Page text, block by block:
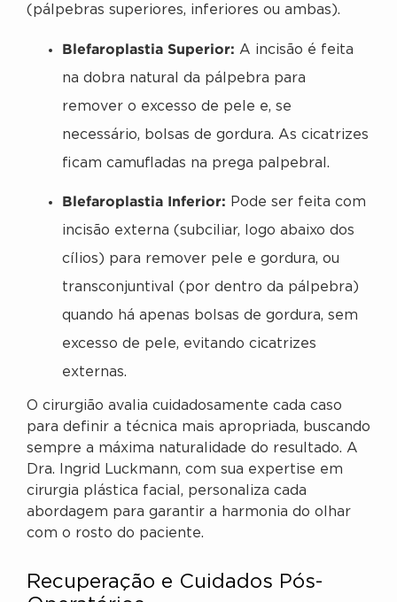
(pálpebras superiores, inferiores ou ambas).
Blefaroplastia Superior: A incisão é feita
na dobra natural da pálpebra para
remover o excesso de pele e, se
necessário, bolsas de gordura. As cicatrizes
ficam camufladas na prega palpebral.
Blefaroplastia Inferior: Pode ser feita com
incisão externa (subciliar, logo abaixo dos
cílios) para remover pele e gordura, ou
transconjuntival (por dentro da pálpebra)
quando há apenas bolsas de gordura, sem
excesso de pele, evitando cicatrizes
externas.
O cirurgião avalia cuidadosamente cada caso
para definir a técnica mais apropriada, buscando
sempre a máxima naturalidade do resultado. A
Dra. Ingrid Luckmann, com sua expertise em
cirurgia plástica facial, personaliza cada
abordagem para garantir a harmonia do olhar
com o rosto do paciente.
Recuperação e Cuidados Pós-